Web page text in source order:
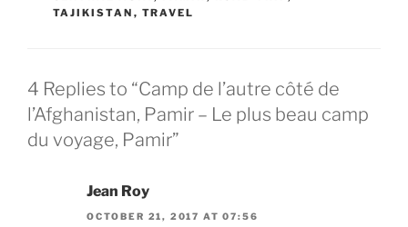
TAJIKISTAN , TRAVEL
4 Replies to “Camp de l’autre côté de
l’Afghanistan, Pamir – Le plus beau camp
du voyage, Pamir”
Jean Roy
OCTOBER 21, 2017 AT 07:56